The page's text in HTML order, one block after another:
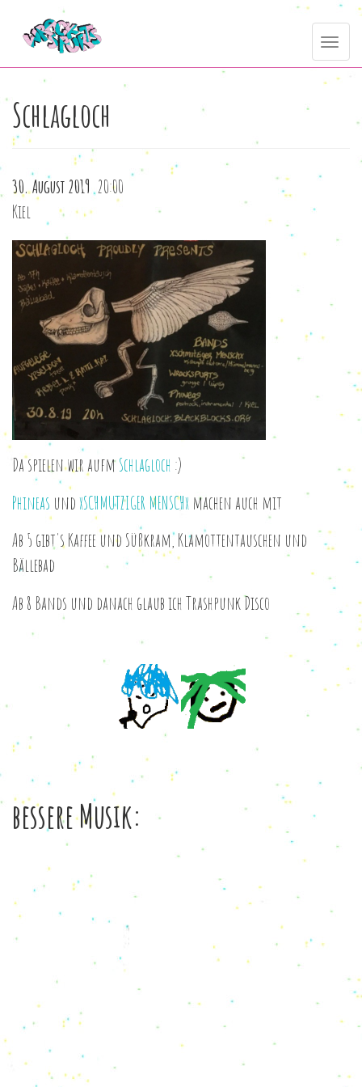
Direkt
Toggle
Schlagloch
30. August 2019 20:00
Kiel
Da spielen wir aufmSchlagloch :)
Phineas undxSCHMUTZIGER MENSCHx machen auch mit
Ab 5 gibt's Kaffee und Süßkram, Klamottentauschen und
Bällebad
Ab 8 Bands und danach glaub ich Trashpunk Disco
bessere Musik: